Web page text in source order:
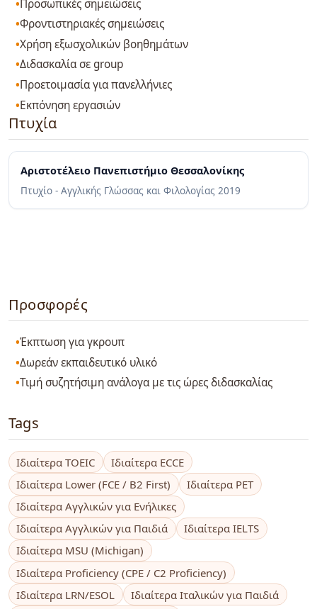
Προσωπικές σημειώσεις
Φροντιστηριακές σημειώσεις
Χρήση εξωσχολικών βοηθημάτων
Διδασκαλία σε group
Προετοιμασία για πανελλήνιες
Εκπόνηση εργασιών
Πτυχία
Αριστοτέλειο Πανεπιστήμιο Θεσσαλονίκης
Πτυχίο - Αγγλικής Γλώσσας και Φιλολογίας 2019
Προσφορές
Έκπτωση για γκρουπ
Δωρεάν εκπαιδευτικό υλικό
Τιμή συζητήσιμη ανάλογα με τις ώρες διδασκαλίας
Tags
Ιδιαίτερα TOEIC
Ιδιαίτερα ECCE
Ιδιαίτερα Lower (FCE / B2 First)
Ιδιαίτερα PET
Ιδιαίτερα Αγγλικών για Ενήλικες
Ιδιαίτερα Αγγλικών για Παιδιά
Ιδιαίτερα IELTS
Ιδιαίτερα MSU (Michigan)
Ιδιαίτερα Proficiency (CPE / C2 Proficiency)
Ιδιαίτερα LRN/ESOL
Ιδιαίτερα Ιταλικών για Παιδιά